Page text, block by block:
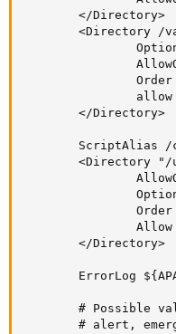
        </Directory>
<Directory /
allow
        </Directory>
ScriptAlias
<Directory
Allow
        </Directory>
ErrorLog
# Possible
# alert,